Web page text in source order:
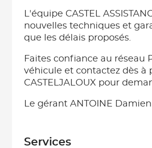
L'équipe CASTEL
nouvelles techniques et
que les délais proposés.
Faites confiance au réseau
véhicule et contactez dès à
CASTELJALOUX pour
Le gérant ANTOINE Damien
Services